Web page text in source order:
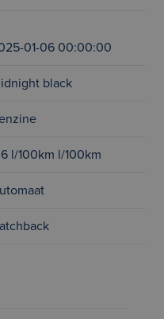
01-06 00:00:00
black
l/100km l/100km